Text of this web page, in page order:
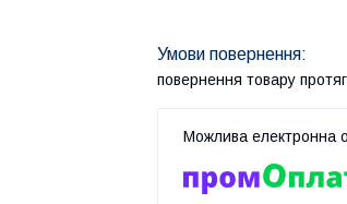
повернення товару